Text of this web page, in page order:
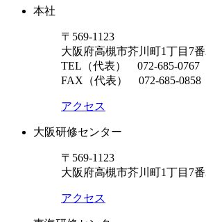
本社
〒569-1123
大阪府高槻市芥川町1丁目7
TEL（代表） 072-685-0767
FAX（代表） 072-685-0858
アクセス
大阪研修センター
〒569-1123
大阪府高槻市芥川町1丁目7
アクセス